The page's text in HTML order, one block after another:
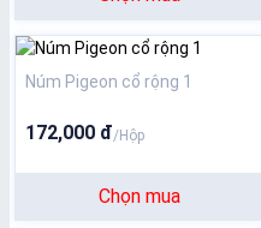
Núm Pigeon cổ rộng 1
172,000 đ/Hộp
Chọn mua